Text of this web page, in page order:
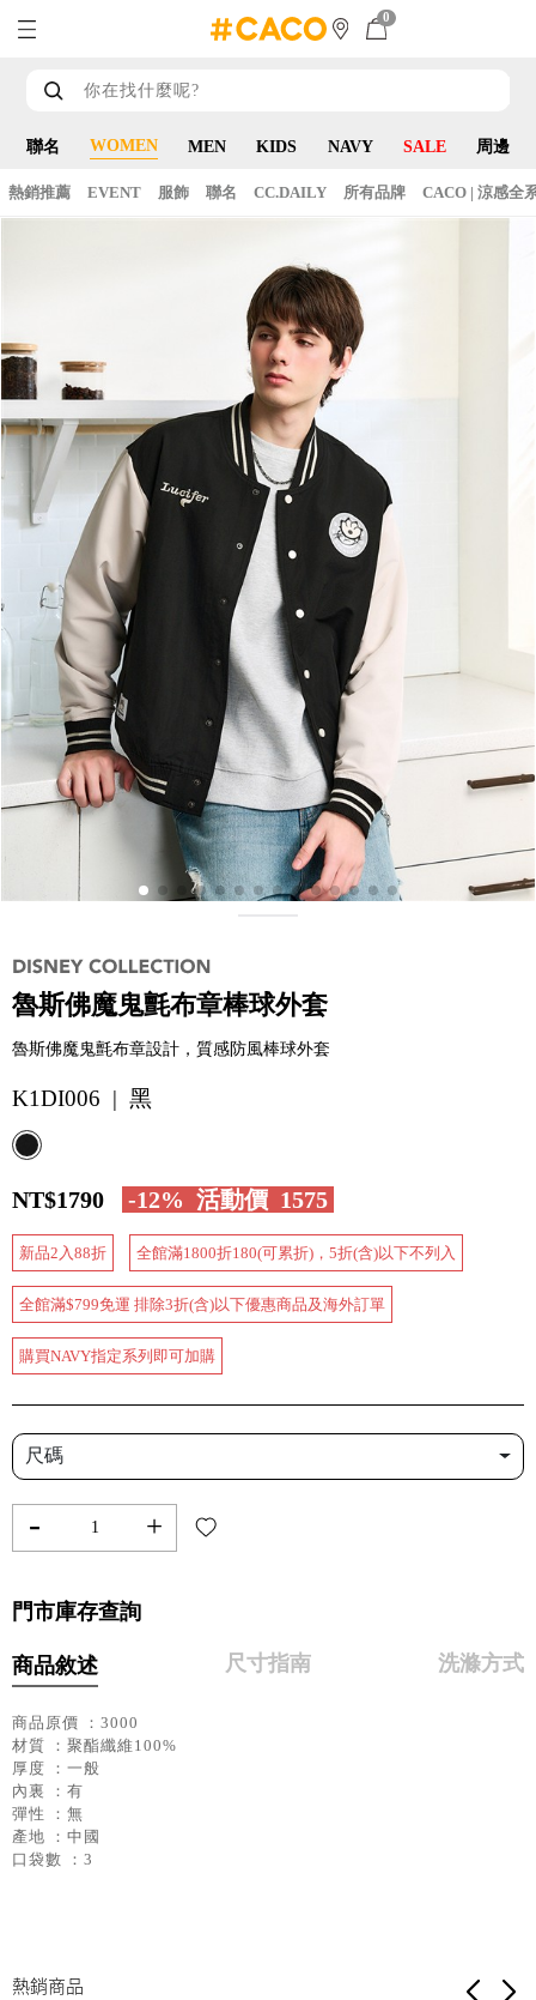
0
聯名 WOMEN MEN KIDS NAVY SALE 周邊
熱銷推薦 EVENT 服飾 聯名 CC.DAILY 所有品牌 CACO | 涼感全
魯斯佛魔鬼氈布章棒球外套
魯斯佛魔鬼氈布章設計，質感防風棒球外套
K1DI006 | 黑
NT$1790 -12% 活動價 1575
新品2入88折 全館滿1800折180(可累折)，5折(含)以下不列入
全館滿$799免運 排除3折(含)以下優惠商品及海外訂單
購買NAVY指定系列即可加購
尺碼
- +
門市庫存查詢
商品敘述 尺寸指南 洗滌方式
商品原價 ：3000
材質 ：聚酯纖維100%
厚度 ：一般
內裏 ：有
彈性 ：無
產地 ：中國
口袋數 ：3
熱銷商品